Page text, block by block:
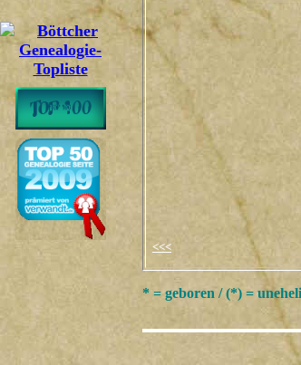
<<<
* = geboren / (*) =